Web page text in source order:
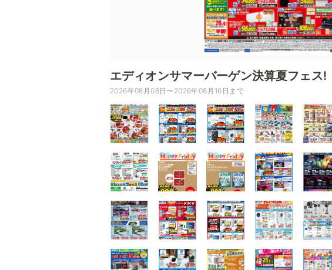
エディオンサマーバーゲン決算夏フェス!
2026年08月08日〜2026年08月16日まで